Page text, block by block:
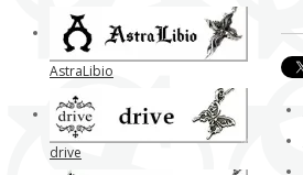
AstraLibio
drive